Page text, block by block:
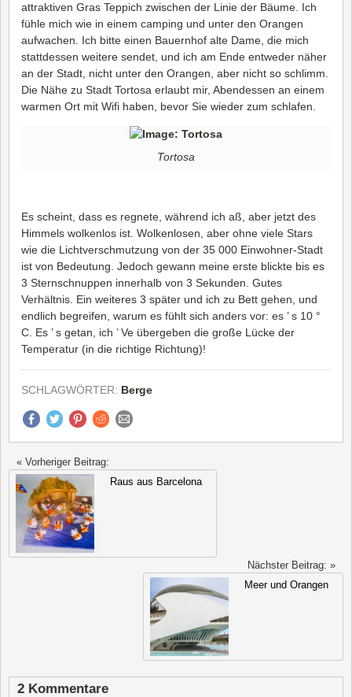
attraktiven Gras Teppich zwischen der Linie der Bäume. Ich
fühle mich wie in einem camping und unter den Orangen
aufwachen. Ich bitte einen Bauernhof alte Dame, die mich
stattdessen weitere sendet, und ich am Ende entweder näher
an der Stadt, nicht unter den Orangen, aber nicht so schlimm.
Die Nähe zu Stadt Tortosa erlaubt mir, Abendessen an einem
warmen Ort mit Wifi haben, bevor Sie wieder zum schlafen.
Tortosa
Es scheint, dass es regnete, während ich aß, aber jetzt des
Himmels wolkenlos ist. Wolkenlosen, aber ohne viele Stars
wie die Lichtverschmutzung von der 35 000 Einwohner-Stadt
ist von Bedeutung. Jedoch gewann meine erste blickte bis es
3 Sternschnuppen innerhalb von 3 Sekunden. Gutes
Verhältnis. Ein weiteres 3 später und ich zu Bett gehen, und
endlich begreifen, warum es fühlt sich anders vor: es ’ s 10 °
C. Es ’ s getan, ich ’ Ve übergeben die große Lücke der
Temperatur (in die richtige Richtung)!
SCHLAGWÖRTER: Berge
« Vorheriger Beitrag:
Raus aus Barcelona
Nächster Beitrag: »
Meer und Orangen
2 Kommentare